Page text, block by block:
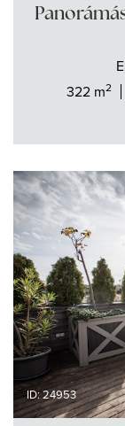
322 m2
ID: 24953